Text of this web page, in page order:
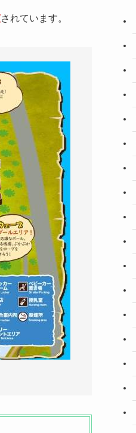
されています。